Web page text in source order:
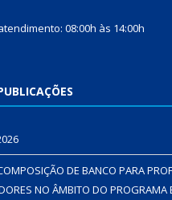
08:00h às 14:00h
DE BANCO PARA
NO ÂMBITO DO PROGRAMA